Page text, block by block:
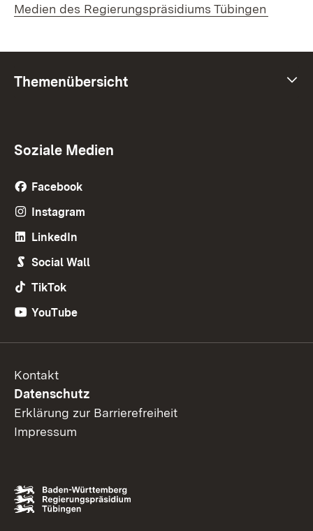
Medien des Regierungspräsidiums Tübingen
Themenübersicht
Themenübersicht
Soziale Medien
Facebook
Instagram
LinkedIn
Social Wall
TikTok
YouTube
Kontakt
Datenschutz
Erklärung zur Barrierefreiheit
Impressum